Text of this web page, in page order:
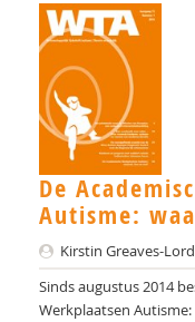
Jojanneke
Laura Batstra
Esther Bazuin
Mia Becker
H.K. Beetsma
Manon Begeer
Sander Begeer
De
Autisme:
Kirstin Greaves-Lord
Sinds augustus 2014
Werkplaatsen Autisme: